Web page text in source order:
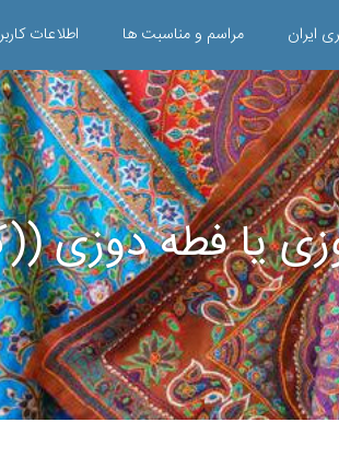
ایران مراسم و مناسبت ها اطلاعات
یا فطه دوزی